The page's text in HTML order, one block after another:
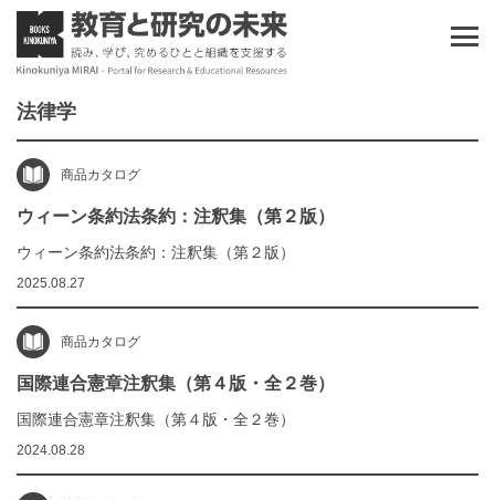
法律学
商品カタログ
ウィーン条約法条約：注釈集（第２版）
ウィーン条約法条約：注釈集（第２版）
2025.08.27
商品カタログ
国際連合憲章注釈集（第４版・全２巻）
国際連合憲章注釈集（第４版・全２巻）
2024.08.28